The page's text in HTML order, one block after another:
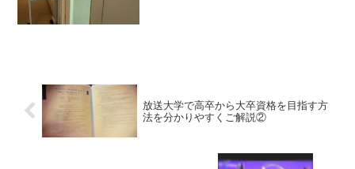
放送大学で高卒から大卒資格を目指す方
法を分かりやすくご解説②